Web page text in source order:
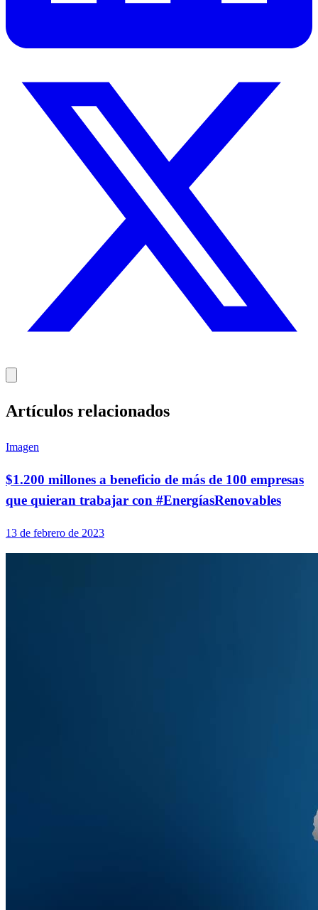
Artículos relacionados
Imagen
$1.200 millones a beneficio de más de 100 empresas
que quieran trabajar con #EnergíasRenovables
13 de febrero de 2023